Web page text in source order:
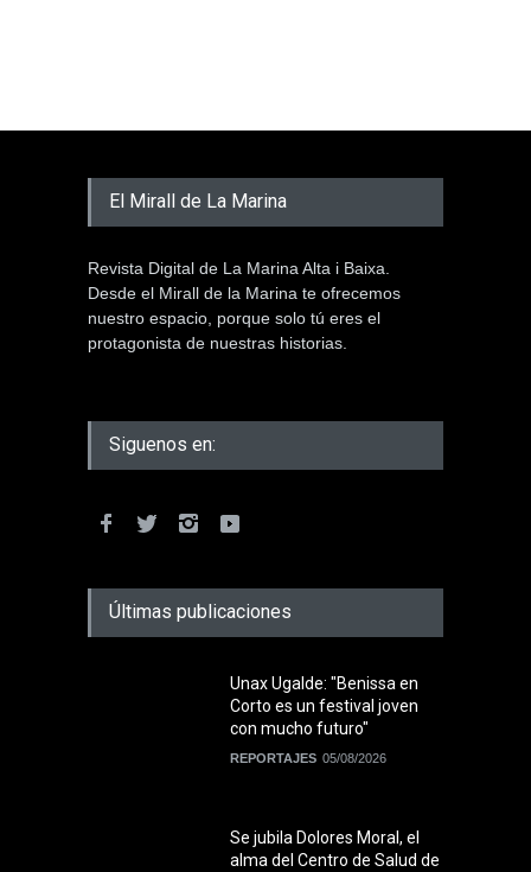
El Mirall de La Marina
Revista Digital de La Marina Alta i Baixa.
Desde el Mirall de la Marina te ofrecemos
nuestro espacio, porque solo tú eres el
protagonista de nuestras historias.
Siguenos en:
Últimas publicaciones
Unax Ugalde: "Benissa en
Corto es un festival joven
con mucho futuro"
REPORTAJES 05/08/2026
Se jubila Dolores Moral, el
alma del Centro de Salud de